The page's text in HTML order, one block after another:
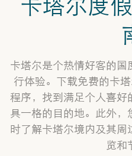
卡塔尔是个热情好客的
行体验。下载免费的卡
程序，找到满足个人喜好
具一格的目的地。此外
时了解卡塔尔境内及其
览和